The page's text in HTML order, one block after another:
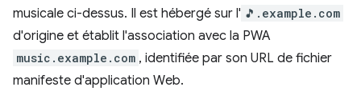
musicale ci-dessus. Il est hébergé sur l' 🎵.example.com
d'origine et établit l'association avec la PWA
music.example.com , identifiée par son URL de fichier
manifeste d'application Web.